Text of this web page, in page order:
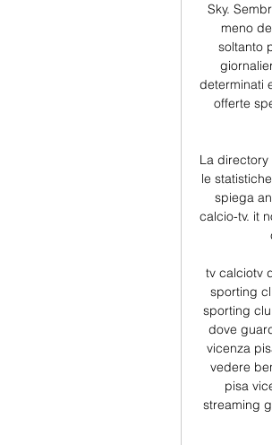
Sky.
meno
soltanto
determinati
offerte
La directory
le
spiega
calcio-tv. it
tv calciotv
sporting
sporting
dove
vicenza
vedere
pisa
streaming